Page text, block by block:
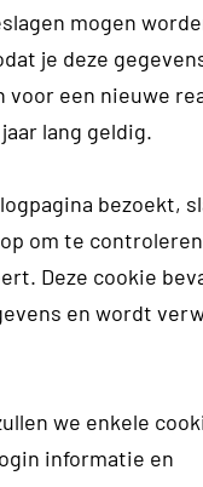
mogen
je deze
voor een nieuwe
lang geldig.
bezoekt,
om te
Deze cookie
en wordt
we enkele
informatie en